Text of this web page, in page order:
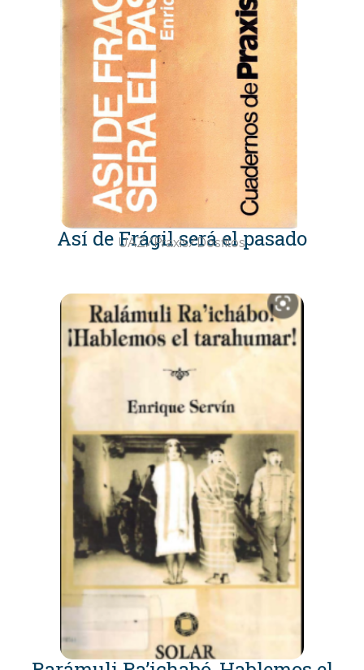
Así de Frágil será el pasado
UAZ/Praxis/Dosfilos